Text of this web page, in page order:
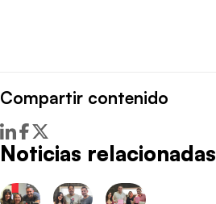
Compartir contenido
Noticias relacionadas